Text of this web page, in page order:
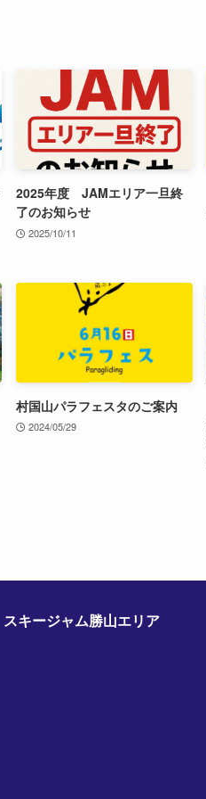
2025年度 JAMエリア一旦終
了のお知らせ
2025/10/11
村国山パラフェスタのご案内
2024/05/29
スキージャム勝山エリア